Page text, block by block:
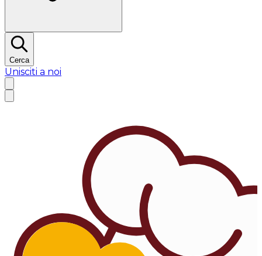
Cerca
Unisciti a noi